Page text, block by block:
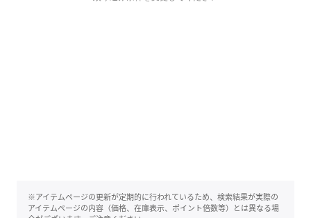
※アイテムページの更新が定期的に行われているため、検索結果が実際の
アイテムページの内容（価格、在庫表示、ポイント倍数等）とは異なる場